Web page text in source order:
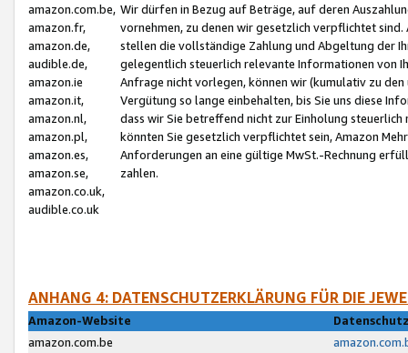
amazon.com.be,
amazon.fr,
amazon.de,
audible.de,
amazon.ie
amazon.it,
amazon.nl,
amazon.pl,
amazon.es,
amazon.se,
amazon.co.uk,
audible.co.uk
Wir dürfen in Bezug auf Beträge, auf deren
vornehmen, zu denen wir gesetzlich verpflichtet
stellen die vollständige Zahlung und Abgeltung der
gelegentlich steuerlich relevante Informationen von
Anfrage nicht vorlegen, können wir (kumulativ zu
Vergütung so lange einbehalten, bis Sie uns diese
dass wir Sie betreffend nicht zur Einholung
könnten Sie gesetzlich verpflichtet sein, Amazon
Anforderungen an eine gültige MwSt.-Rechnung
zahlen.
ANHANG 4: DATENSCHUTZERKLÄRUNG FÜR DIE
Amazon-Website
amazon.com.be